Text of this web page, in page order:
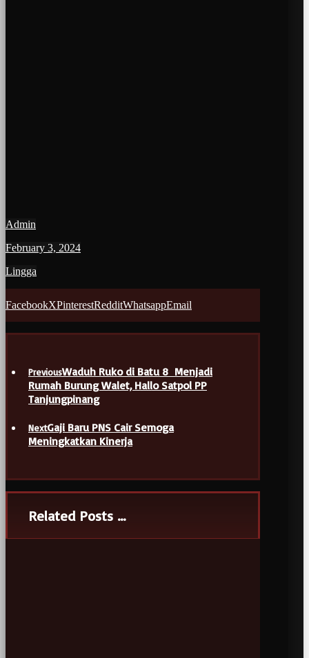
Admin
February 3, 2024
Lingga
FacebookXPinterestRedditWhatsappEmail
PreviousWaduh Ruko di Batu 8 Menjadi
Rumah Burung Walet, Hallo Satpol PP
Tanjungpinang
NextGaji Baru PNS Cair Semoga
Meningkatkan Kinerja
Related Posts ...